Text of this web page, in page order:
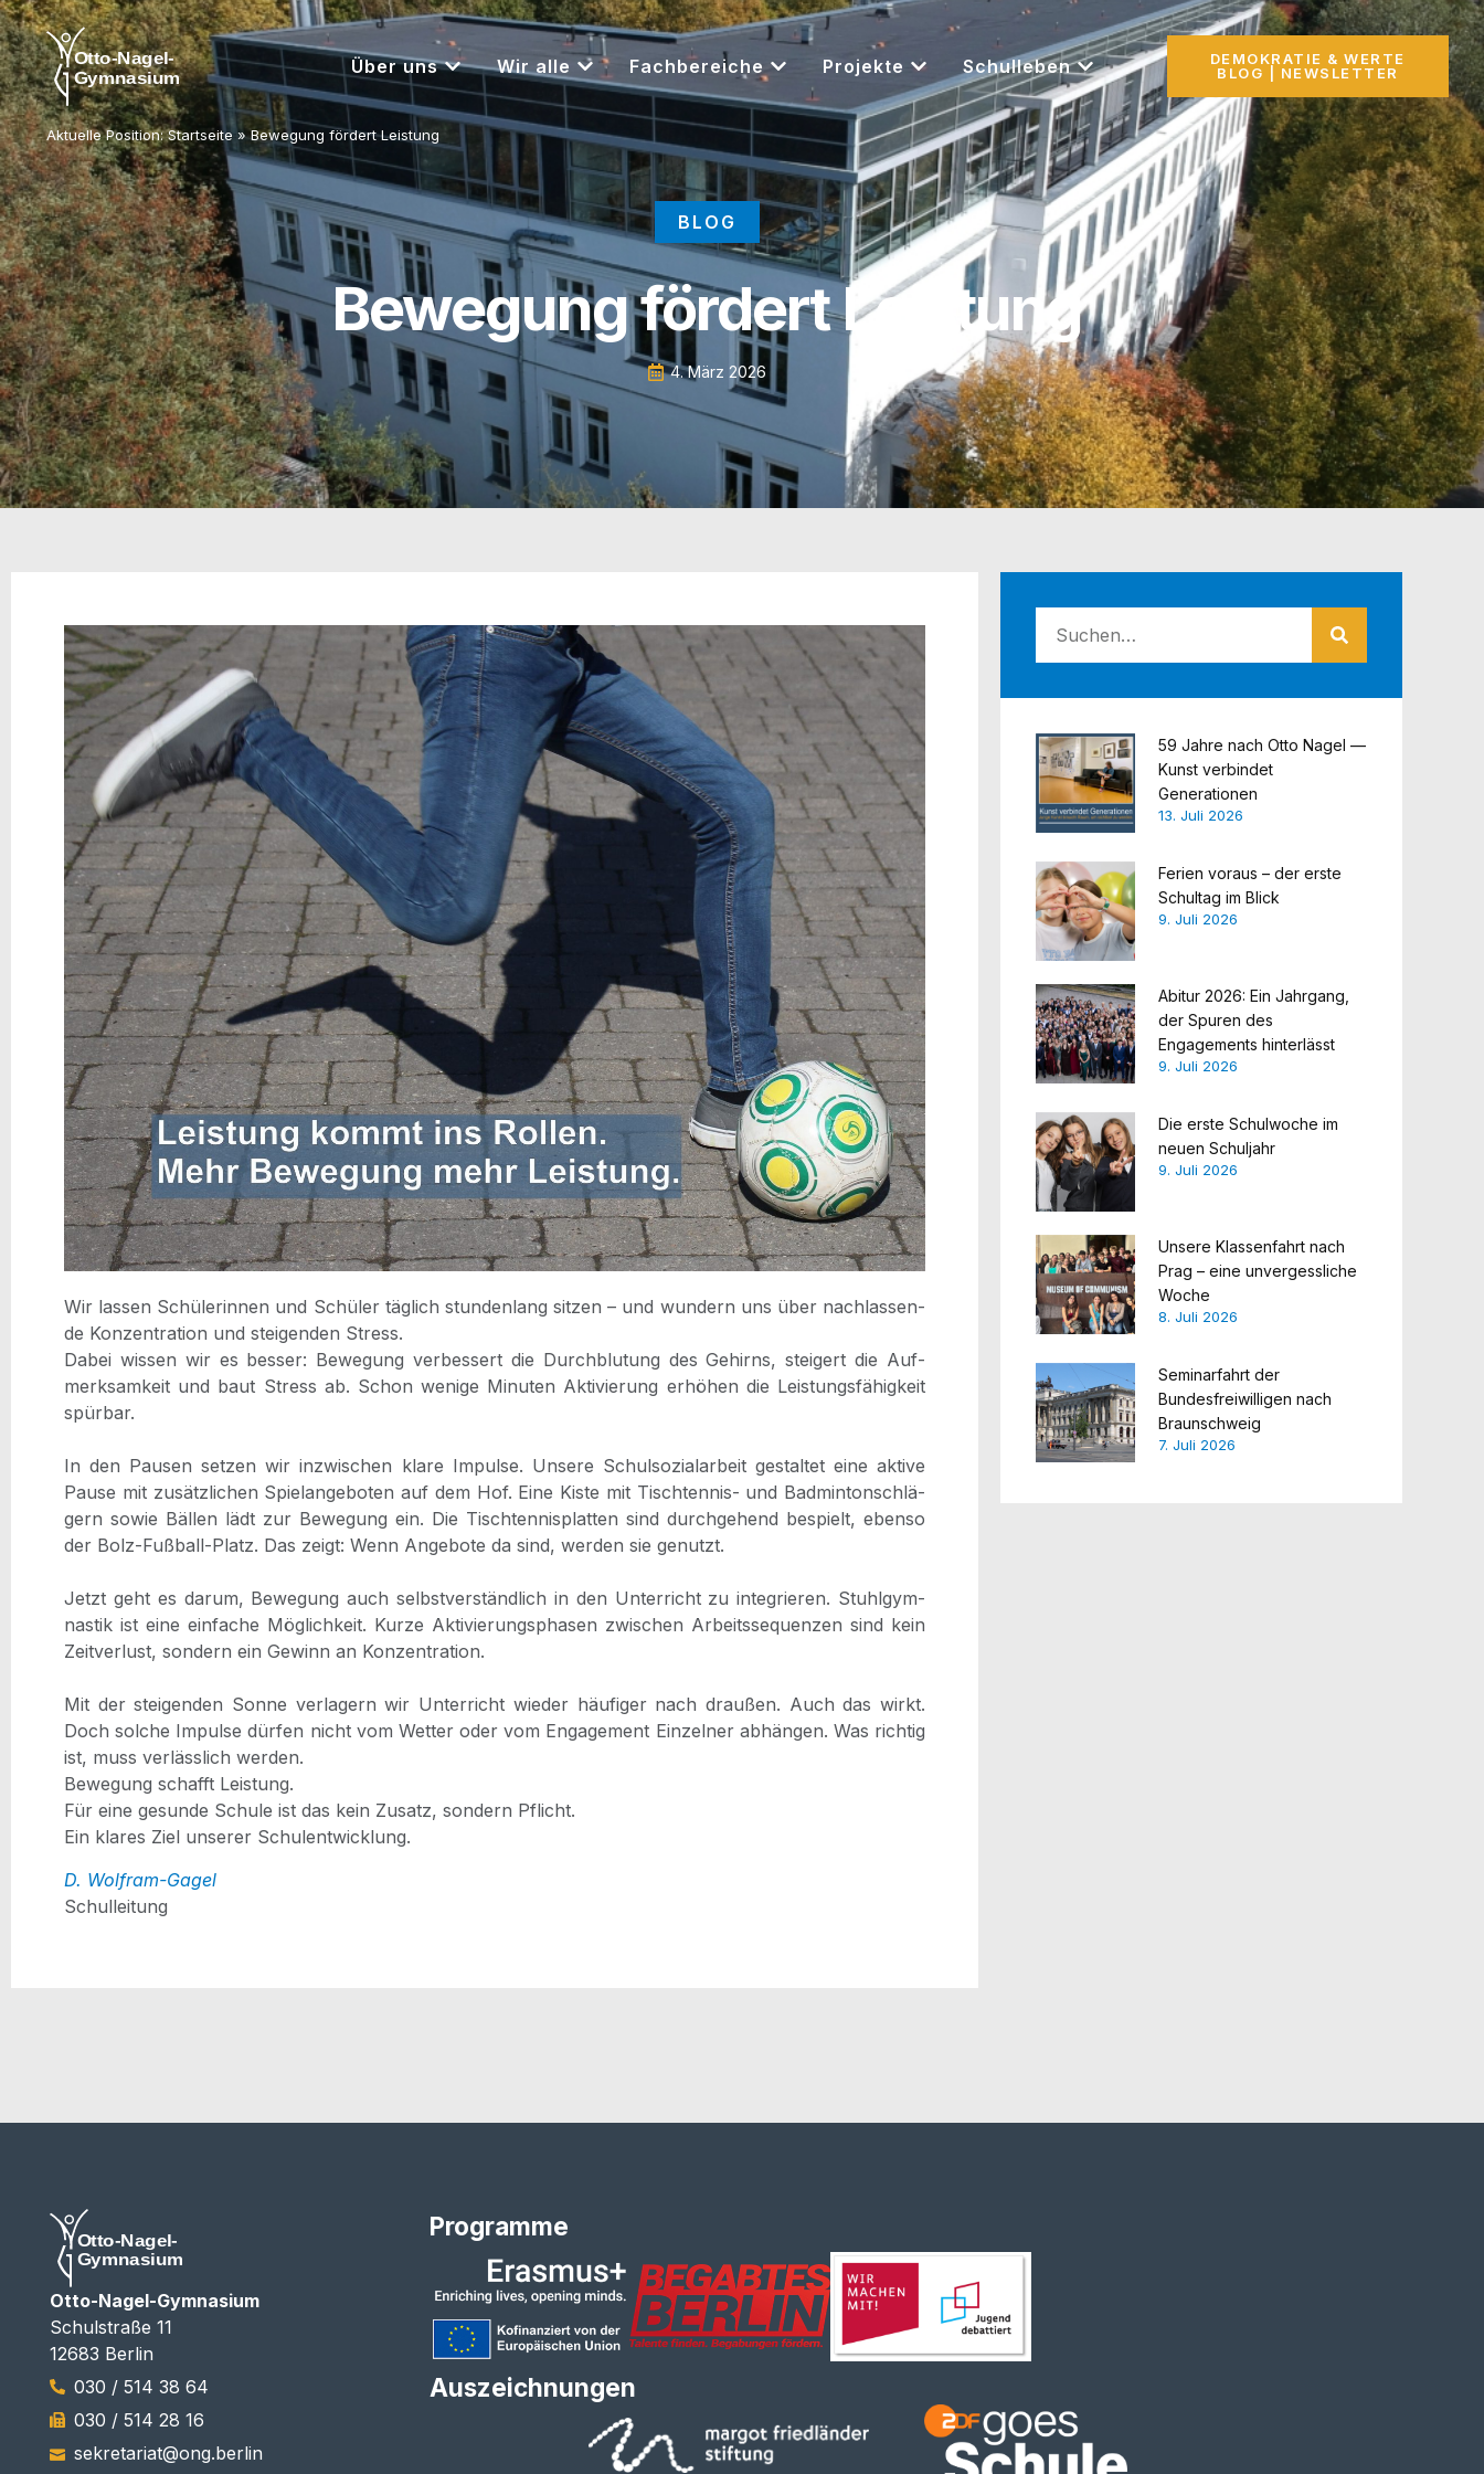
Über uns Wir alle Fachbereiche Projekte Schulleben
DEMOKRATIE & WERTE
BLOG | NEWSLETTER
Aktuelle Position:Startseite »Bewegung fördert Leistung
BLOG
Bewegung fördert Leistung
4. März 2026
Wir las­sen Schü­le­rin­nen und Schü­ler täg­lich stun­den­lang sit­zen – und wun­dern uns über nach­las­sen­
de Kon­zen­tra­ti­on und stei­gen­den Stress.
Dabei wis­sen wir es bes­ser: Bewe­gung ver­bes­sert die Durch­blu­tung des Gehirns, stei­gert die Auf­
merk­sam­keit und baut Stress ab. Schon weni­ge Minu­ten Akti­vie­rung erhö­hen die Leis­tungs­fä­hig­keit
spür­bar.
In den Pau­sen set­zen wir inzwi­schen kla­re Impul­se. Unse­re Schul­so­zi­al­ar­beit gestal­tet eine akti­ve
Pau­se mit zusätz­li­chen Spiel­an­ge­bo­ten auf dem Hof. Eine Kis­te mit Tisch­ten­nis- und Bad­min­ton­schlä­
gern sowie Bäl­len lädt zur Bewe­gung ein. Die Tisch­ten­nis­plat­ten sind durch­ge­hend bespielt, eben­so
der Bolz-Fuß­ball-Platz. Das zeigt: Wenn Ange­bo­te da sind, wer­den sie genutzt.
Jetzt geht es dar­um, Bewe­gung auch selbst­ver­ständ­lich in den Unter­richt zu inte­grie­ren. Stuhl­gym­
nas­tik ist eine ein­fa­che Mög­lich­keit. Kur­ze Akti­vie­rungs­pha­sen zwi­schen Arbeits­se­quen­zen sind kein
Zeit­ver­lust, son­dern ein Gewinn an Kon­zen­tra­ti­on.
Mit der stei­gen­den Son­ne ver­la­gern wir Unter­richt wie­der häu­fi­ger nach drau­ßen. Auch das wirkt.
Doch sol­che Impul­se dür­fen nicht vom Wet­ter oder vom Enga­ge­ment Ein­zel­ner abhän­gen. Was rich­tig
ist, muss ver­läss­lich wer­den.
Bewe­gung schafft Leis­tung.
Für eine gesun­de Schu­le ist das kein Zusatz, son­dern Pflicht.
Ein kla­res Ziel unse­rer Schulentwicklung.
D. Wolf­ram-Gagel
Schul­lei­tung
59 Jahre nach Otto Nagel —
Kunst verbindet
Generationen
13. Juli 2026
Ferien voraus – der erste
Schultag im Blick
9. Juli 2026
Abitur 2026: Ein Jahrgang,
der Spuren des
Engagements hinterlässt
9. Juli 2026
Die erste Schulwoche im
neuen Schuljahr
9. Juli 2026
Unsere Klassenfahrt nach
Prag – eine unvergessliche
Woche
8. Juli 2026
Seminarfahrt der
Bundesfreiwilligen nach
Braunschweig
7. Juli 2026
Otto-Nagel-Gymnasium
Schulstraße 11
12683 Berlin
030 / 514 38 64
030 / 514 28 16
sekretariat@ong.berlin
Programme
Auszeichnungen